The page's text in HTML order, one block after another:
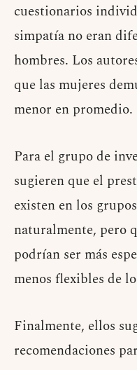
cuestionarios
simpatía no eran
hombres. Los
que las mujeres
menor en promedio.
Para el grupo de
sugieren que el
existen en los
naturalmente, pero
podrían ser más
menos flexibles de
Finalmente, ellos
recomendaciones